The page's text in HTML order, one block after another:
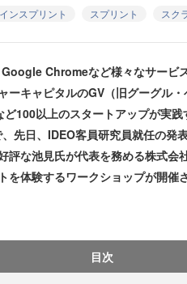
ンスプリント スプリント スク
Chromeなど様々なサービ
ーキャピタルのGV（旧グーグル・
100以上のスタートアップが実
先日、IDEO客員研究員就任の発
評な池見氏が代表を務める株式会
を体験するワークショップが開催
目次